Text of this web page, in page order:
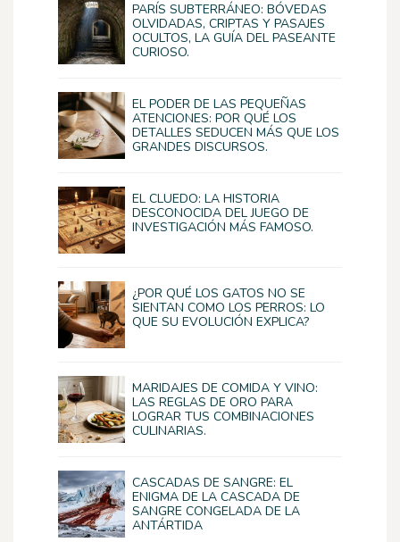
PARÍS SUBTERRÁNEO: BÓVEDAS
OLVIDADAS, CRIPTAS Y PASAJES
OCULTOS, LA GUÍA DEL PASEANTE
CURIOSO.
EL PODER DE LAS PEQUEÑAS
ATENCIONES: POR QUÉ LOS
DETALLES SEDUCEN MÁS QUE LOS
GRANDES DISCURSOS.
EL CLUEDO: LA HISTORIA
DESCONOCIDA DEL JUEGO DE
INVESTIGACIÓN MÁS FAMOSO.
¿POR QUÉ LOS GATOS NO SE
SIENTAN COMO LOS PERROS: LO
QUE SU EVOLUCIÓN EXPLICA?
MARIDAJES DE COMIDA Y VINO:
LAS REGLAS DE ORO PARA
LOGRAR TUS COMBINACIONES
CULINARIAS.
CASCADAS DE SANGRE: EL
ENIGMA DE LA CASCADA DE
SANGRE CONGELADA DE LA
ANTÁRTIDA